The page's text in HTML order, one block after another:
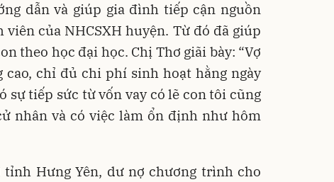
dẫn và giúp gia đình tiếp cận nguồn
của NHCSXH huyện. Từ đó đã giúp
theo học đại học. Chị Thơ giãi bày: “Vợ
chỉ đủ chi phí sinh hoạt hằng ngày
sự tiếp sức từ vốn vay có lẽ con tôi cũng
nhân và có việc làm ổn định như hôm
tỉnh Hưng Yên, dư nợ chương trình cho